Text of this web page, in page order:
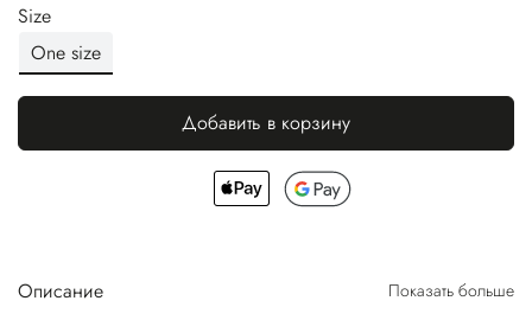
Size
One size
Добавить в корзину
Описание Показать больше